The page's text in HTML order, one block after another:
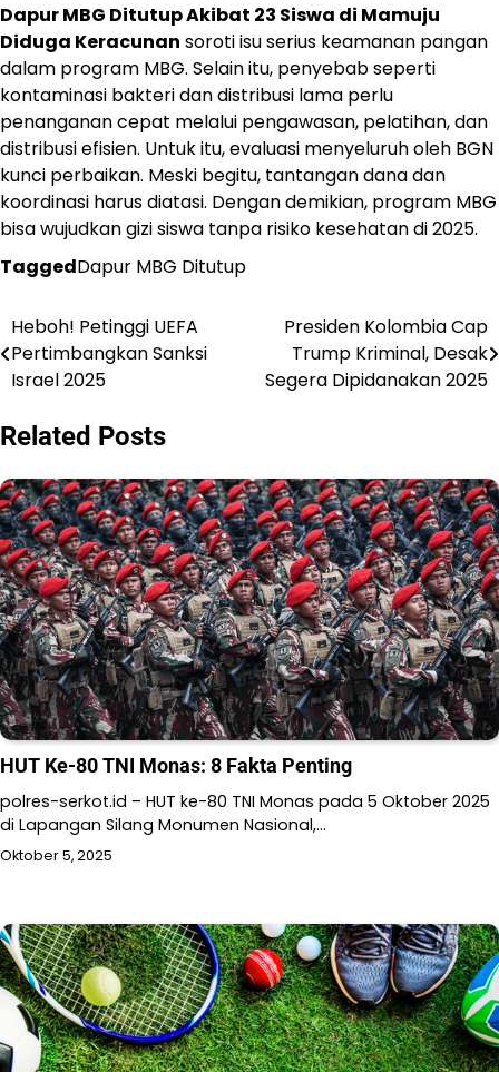
Dapur MBG Ditutup Akibat 23 Siswa di Mamuju
Diduga Keracunan soroti isu serius keamanan pangan
dalam program MBG. Selain itu, penyebab seperti
kontaminasi bakteri dan distribusi lama perlu
penanganan cepat melalui pengawasan, pelatihan, dan
distribusi efisien. Untuk itu, evaluasi menyeluruh oleh BGN
kunci perbaikan. Meski begitu, tantangan dana dan
koordinasi harus diatasi. Dengan demikian, program MBG
bisa wujudkan gizi siswa tanpa risiko kesehatan di 2025.
TaggedDapur MBG Ditutup
Navigasi
pos
Heboh! Petinggi UEFA
Pertimbangkan Sanksi
Israel 2025
Presiden Kolombia Cap
Trump Kriminal, Desak
Segera Dipidanakan 2025
Related Posts
HUT Ke-80 TNI Monas: 8 Fakta Penting
polres-serkot.id – HUT ke-80 TNI Monas pada 5 Oktober 2025
di Lapangan Silang Monumen Nasional,…
Oktober 5, 2025